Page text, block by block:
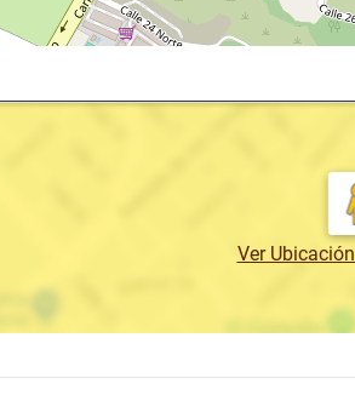
Ver Ubicación